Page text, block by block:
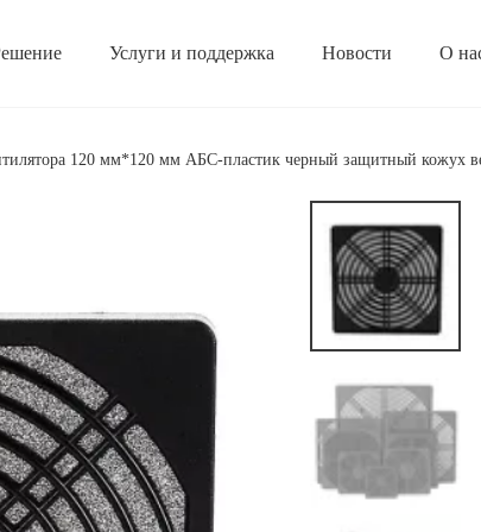
Услуги и поддержка Новости О
120 мм*120 мм АБС-пластик черный защитный кожух